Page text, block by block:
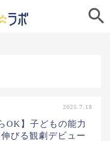

2025.7.18
OK】子どもの能力
びる観劇デビュー